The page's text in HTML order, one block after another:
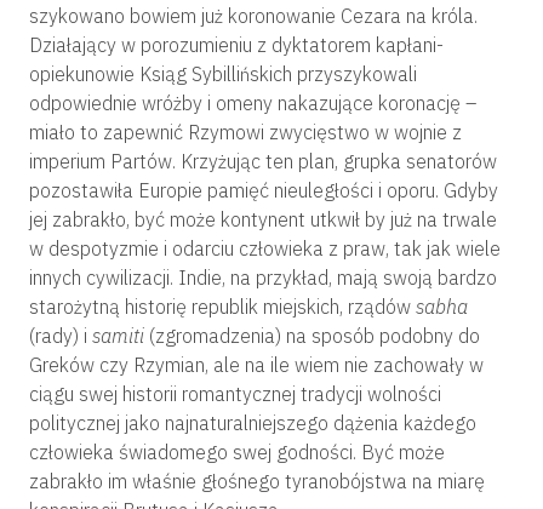
szykowano bowiem już koronowanie Cezara na króla.
Działający w porozumieniu z dyktatorem kapłani-
opiekunowie Ksiąg Sybillińskich przyszykowali
odpowiednie wróżby i omeny nakazujące koronację –
miało to zapewnić Rzymowi zwycięstwo w wojnie z
imperium Partów. Krzyżując ten plan, grupka senatorów
pozostawiła Europie pamięć nieuległości i oporu. Gdyby
jej zabrakło, być może kontynent utkwił by już na trwale
w despotyzmie i odarciu człowieka z praw, tak jak wiele
innych cywilizacji. Indie, na przykład, mają swoją bardzo
starożytną historię republik miejskich, rządów sabha
(rady) i samiti (zgromadzenia) na sposób podobny do
Greków czy Rzymian, ale na ile wiem nie zachowały w
ciągu swej historii romantycznej tradycji wolności
politycznej jako najnaturalniejszego dążenia każdego
człowieka świadomego swej godności. Być może
zabrakło im właśnie głośnego tyranobójstwa na miarę